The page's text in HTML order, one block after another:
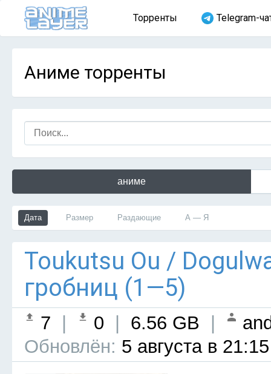
Торренты Telegram-
Аниме торренты
аниме
Дата Размер Раздающие А — Я
Тоukutsu Оu /
гробниц (1—5)
7 0 6.56 GB
Обновлён: 5 августа в 21:15